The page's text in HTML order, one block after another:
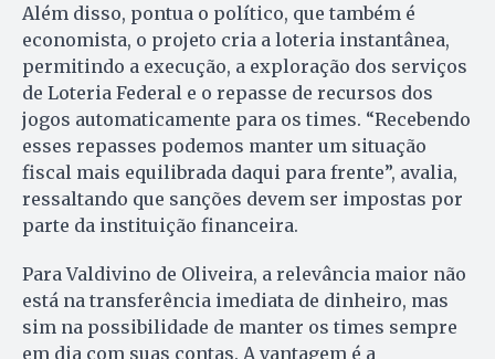
Além disso, pontua o político, que também é
economista, o projeto cria a loteria instantânea,
permitindo a execução, a exploração dos serviços
de Loteria Federal e o repasse de recursos dos
jogos automaticamente para os times. “Recebendo
esses repasses podemos manter um situação
fiscal mais equilibrada daqui para frente”, avalia,
ressaltando que sanções devem ser impostas por
parte da instituição financeira.
Para Valdivino de Oliveira, a relevância maior não
está na transferência imediata de dinheiro, mas
sim na possibilidade de manter os times sempre
em dia com suas contas. A vantagem é a